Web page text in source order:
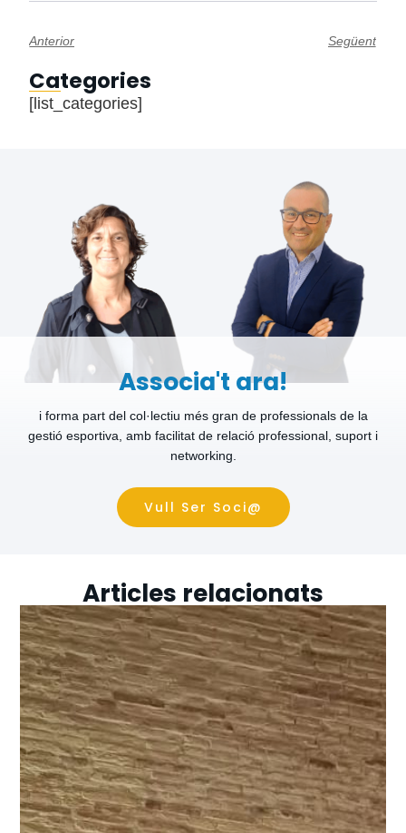
Anterior Següent
Categories
[list_categories]
Associa't ara!
i forma part del col·lectiu més gran de professionals de la
gestió esportiva, amb facilitat de relació professional, suport i
networking.
Vull Ser Soci@
Articles relacionats